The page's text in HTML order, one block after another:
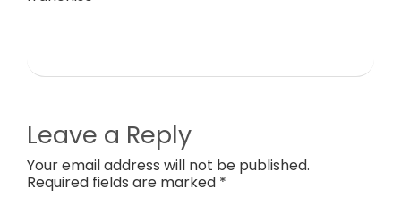
Leave a Reply
Your email address will not be published.
Required fields are marked *